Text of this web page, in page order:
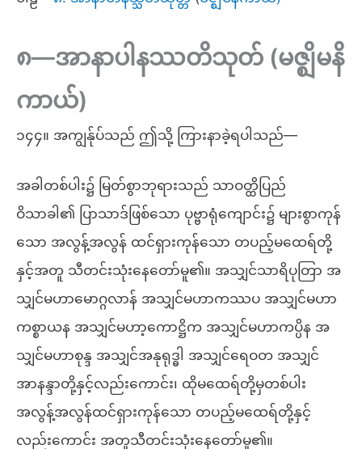
၈—အာနာပါနဿတိသုတ် (မဇ္ဈိမနိ
ကာယ်)
၁၄၄။ အကျွန်ုပ်သည် ဤသို့ ကြားနာခဲ့ရပါသည်—
အခါတစ်ပါး၌ မြတ်စွာဘုရားသည် သာဝတ္ထိပြည်
ဝိသာခါ၏ ပြာသာဒ်ဖြစ်သော ပုဗ္ဗာရုံကျောင်း၌ များစွာကုန်
သော အလွန့်အလွန် ထင်ရှားကုန်သော တပည့်မထေရ်တို့
နှင့်အတူ သီတင်းသုံးနေတော်မူ၏။ အသျှင်သာရိပုတြာ အ
သျှင်မဟာမောဂ္ဂလာန် အသျှင်မဟာကဿပ အသျှင်မဟာ
ကစ္စာယန အသျှင်မဟာ့ကောဋ္ဌိက အသျှင်မဟာကပ္ပိန အ
သျှင်မဟာစုန္ဒ အသျှင်အနုရုဒ္ဓါ အသျှင်ရေဝတ အသျှင်
အာနန္ဒာတို့နှင့်လည်းကောင်း၊ ထိုမထေရ်တို့မှတစ်ပါး
အလွန့်အလွန်ထင်ရှားကုန်သော တပည့်မထေရ်တို့နှင့်
လည်းကောင်း အတူသီတင်းသုံးနေတော်မူ၏။